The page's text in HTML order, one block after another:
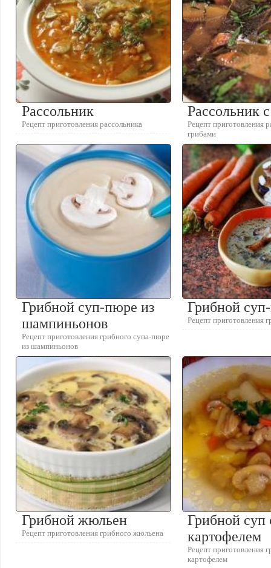
Рассольник
Рецепт приготовления рассольника
Рассольник
Рецепт приготовления
грибами
Грибной суп-пюре из
шампиньонов
Рецепт приготовления грибного супа-пюре
из шампиньонов
Грибной
Рецепт приготовления
Грибной жюльен
Рецепт приготовления грибного жюльена
Грибной суп
картофелем
Рецепт приготовления
картофелем